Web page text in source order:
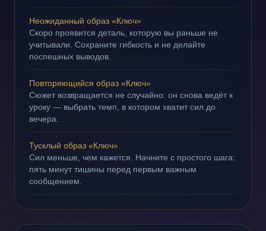
Неожиданный образ «Ключ»
Скоро проявится деталь, которую вы раньше не
учитывали. Сохраните гибкость и не делайте
поспешных выводов.
Повторяющийся образ «Ключ»
Сюжет возвращается не случайно: он снова ведёт к
уроку — выбрать темп, в котором хватит сил до
вечера.
Тусклый образ «Ключ»
Сил меньше, чем кажется. Начните с простого шага:
пять минут тишины перед первым важным
сообщением.